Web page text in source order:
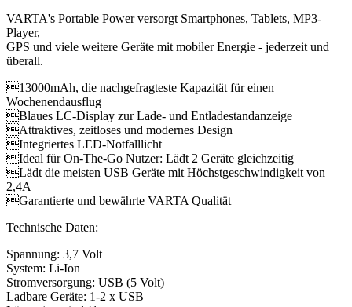
VARTA's Portable Power versorgt Smartphones, Tablets, MP3-
Player,
GPS und viele weitere Geräte mit mobiler Energie - jederzeit und
überall.
13000mAh, die nachgefragteste Kapazität für einen
Wochenendausflug
Blaues LC-Display zur Lade- und Entladestandanzeige
Attraktives, zeitloses und modernes Design
Integriertes LED-Notfalllicht
Ideal für On-The-Go Nutzer: Lädt 2 Geräte gleichzeitig
Lädt die meisten USB Geräte mit Höchstgeschwindigkeit von
2,4A
Garantierte und bewährte VARTA Qualität
Technische Daten:
Spannung: 3,7 Volt
System: Li-Ion
Stromversorgung: USB (5 Volt)
Ladbare Geräte: 1-2 x USB